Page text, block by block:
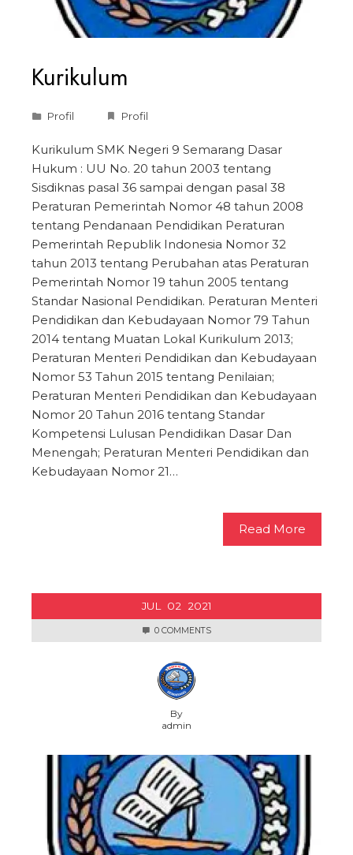
Kurikulum
Profil Profil
Kurikulum SMK Negeri 9 Semarang Dasar
Hukum : UU No. 20 tahun 2003 tentang
Sisdiknas pasal 36 sampai dengan pasal 38
Peraturan Pemerintah Nomor 48 tahun 2008
tentang Pendanaan Pendidikan Peraturan
Pemerintah Republik Indonesia Nomor 32
tahun 2013 tentang Perubahan atas Peraturan
Pemerintah Nomor 19 tahun 2005 tentang
Standar Nasional Pendidikan. Peraturan Menteri
Pendidikan dan Kebudayaan Nomor 79 Tahun
2014 tentang Muatan Lokal Kurikulum 2013;
Peraturan Menteri Pendidikan dan Kebudayaan
Nomor 53 Tahun 2015 tentang Penilaian;
Peraturan Menteri Pendidikan dan Kebudayaan
Nomor 20 Tahun 2016 tentang Standar
Kompetensi Lulusan Pendidikan Dasar Dan
Menengah; Peraturan Menteri Pendidikan dan
Kebudayaan Nomor 21…
Read More
JUL 02 2021
0 COMMENTS
By
admin